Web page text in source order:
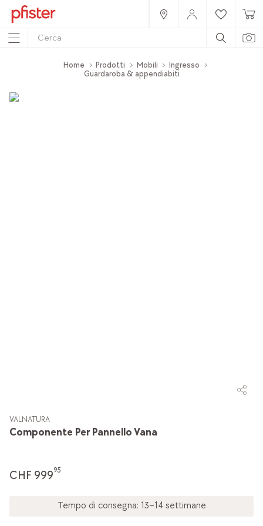
Home Prodotti Mobili
Ingresso
Guardaroba & appendiabiti
Componente Per Pannello Vana
VALNATURA
CHF 99995
Tempo di consegna: 13–14 settimane